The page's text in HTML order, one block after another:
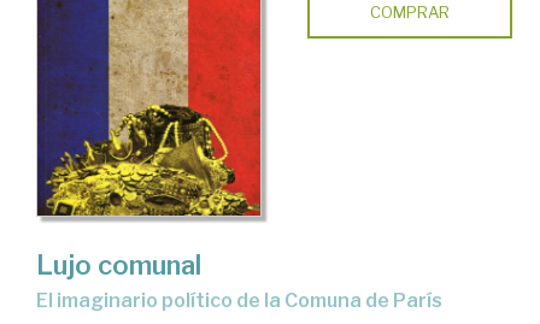
COMPRAR
Lujo comunal
el imaginario político de la Comuna de París